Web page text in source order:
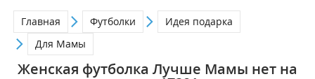
Главная Футболки
Идея подарка
Для Мамы
Женская футболка Лучше Мамы нет на